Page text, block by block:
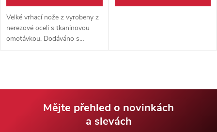
Velké vrhací nože z vyrobeny z
nerezové oceli s tkaninovou
omotávkou. Dodáváno s
nylonovým pouzdrem s
Mějte přehled o novinkách
a slevách